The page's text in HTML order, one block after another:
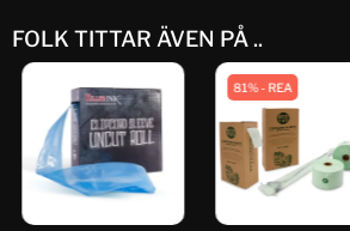
FOLK TITTAR ÄVEN PÅ ..
81% - REA